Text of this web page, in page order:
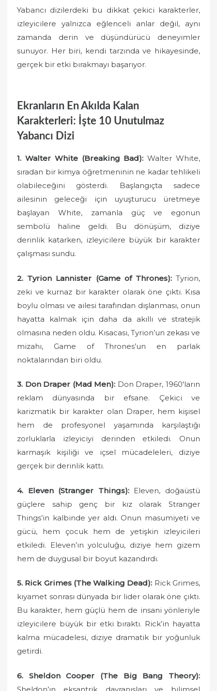
Yabancı dizilerdeki bu dikkat çekici karakterler,
izleyicilere yalnızca eğlenceli anlar değil, aynı
zamanda derin ve düşündürücü deneyimler
sunuyor. Her biri, kendi tarzında ve hikayesinde,
gerçek bir etki bırakmayı başarıyor.
Ekranların En Akılda Kalan
Karakterleri: İşte 10 Unutulmaz
Yabancı Dizi
1. Walter White (Breaking Bad): Walter White,
sıradan bir kimya öğretmeninin ne kadar tehlikeli
olabileceğini gösterdi. Başlangıçta sadece
ailesinin geleceği için uyuşturucu üretmeye
başlayan White, zamanla güç ve egonun
sembolü haline geldi. Bu dönüşüm, diziye
derinlik katarken, izleyicilere büyük bir karakter
çalışması sundu.
2. Tyrion Lannister (Game of Thrones):Tyrion,
zeki ve kurnaz bir karakter olarak öne çıktı. Kısa
boylu olması ve ailesi tarafından dışlanması, onun
hayatta kalmak için daha da akıllı ve stratejik
olmasına neden oldu. Kısacası, Tyrion’un zekası ve
mizahı, Game of Thrones’un en parlak
noktalarından biri oldu.
3. Don Draper (Mad Men): Don Draper, 1960'ların
reklam dünyasında bir efsane. Çekici ve
karizmatik bir karakter olan Draper, hem kişisel
hem de profesyonel yaşamında karşılaştığı
zorluklarla izleyiciyi derinden etkiledi. Onun
karmaşık kişiliği ve içsel mücadeleleri, diziye
gerçek bir derinlik kattı.
4. Eleven (Stranger Things):Eleven, doğaüstü
güçlere sahip genç bir kız olarak Stranger
Things’in kalbinde yer aldı. Onun masumiyeti ve
gücü, hem çocuk hem de yetişkin izleyicileri
etkiledi. Eleven’ın yolculuğu, diziye hem gizem
hem de duygusal bir boyut kazandırdı.
5. Rick Grimes (The Walking Dead): Rick Grimes,
kıyamet sonrası dünyada bir lider olarak öne çıktı.
Bu karakter, hem güçlü hem de insani yönleriyle
izleyicilere büyük bir etki bıraktı. Rick’in hayatta
kalma mücadelesi, diziye dramatik bir yoğunluk
getirdi.
6. Sheldon Cooper (The Big Bang Theory):
Sheldon’ın eksantrik davranışları ve bilimsel